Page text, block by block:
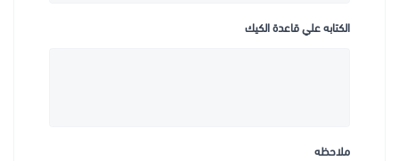
الكتابه علي قاعدة الكيك
ملاحظه